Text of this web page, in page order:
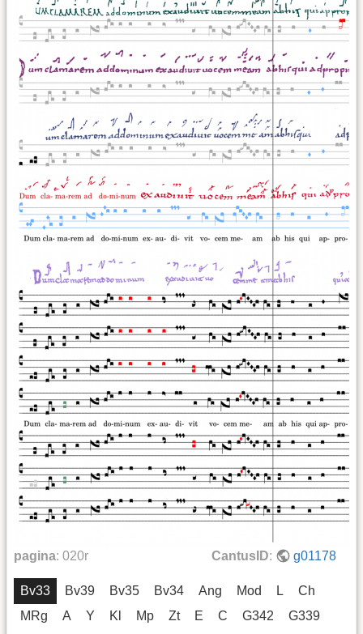
pagina: 020r CantusID: g01178
Bv33 Bv39 Bv35 Bv34 Ang Mod L
Ch
MRg
A Y Kl Mp Zt E C G342 G339